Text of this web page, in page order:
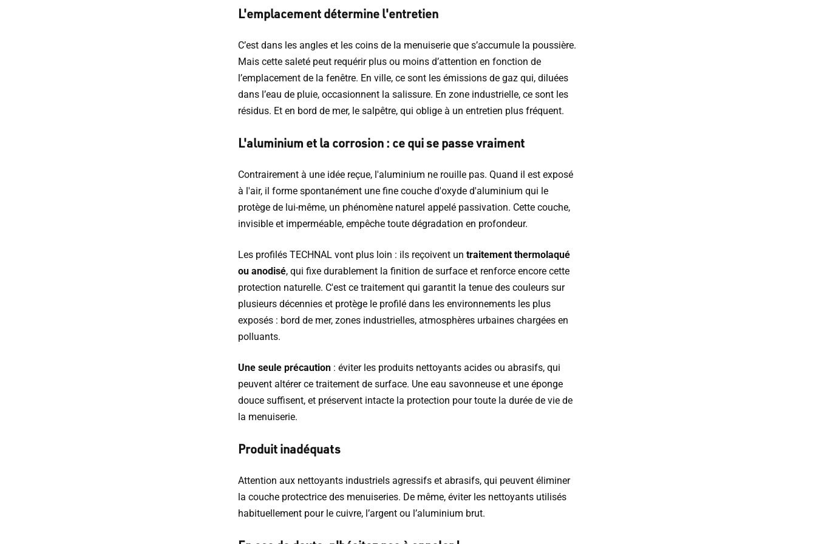
L'emplacement détermine l'entretien
C’est dans les angles et les coins de la menuiserie que s’accumule la poussière.
Mais cette saleté peut requérir plus ou moins d’attention en fonction de
l’emplacement de la fenêtre. En ville, ce sont les émissions de gaz qui, diluées
dans l’eau de pluie, occasionnent la salissure. En zone industrielle, ce sont les
résidus. Et en bord de mer, le salpêtre, qui oblige à un entretien plus fréquent.
L'aluminium et la corrosion : ce qui se passe vraiment
Contrairement à une idée reçue, l'aluminium ne rouille pas. Quand il est exposé
à l'air, il forme spontanément une fine couche d'oxyde d'aluminium qui le
protège de lui-même, un phénomène naturel appelé passivation. Cette couche,
invisible et imperméable, empêche toute dégradation en profondeur.
Les profilés TECHNAL vont plus loin : ils reçoivent un traitement thermolaqué
ou anodisé, qui fixe durablement la finition de surface et renforce encore cette
protection naturelle. C'est ce traitement qui garantit la tenue des couleurs sur
plusieurs décennies et protège le profilé dans les environnements les plus
exposés : bord de mer, zones industrielles, atmosphères urbaines chargées en
polluants.
Une seule précaution : éviter les produits nettoyants acides ou abrasifs, qui
peuvent altérer ce traitement de surface. Une eau savonneuse et une éponge
douce suffisent, et préservent intacte la protection pour toute la durée de vie de
la menuiserie.
Produit inadéquats
Attention aux nettoyants industriels agressifs et abrasifs, qui peuvent éliminer
la couche protectrice des menuiseries. De même, éviter les nettoyants utilisés
habituellement pour le cuivre, l’argent ou l’aluminium brut.